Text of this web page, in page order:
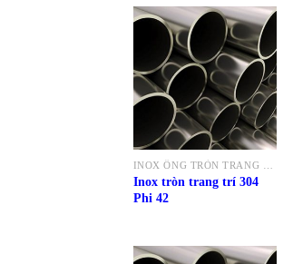
Inox tròn trang trí 304
Phi 42